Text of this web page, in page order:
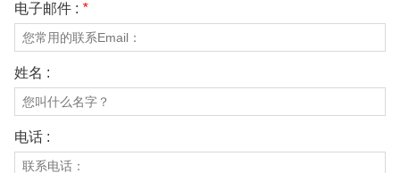
电子邮件 : *
姓名 :
电话 :